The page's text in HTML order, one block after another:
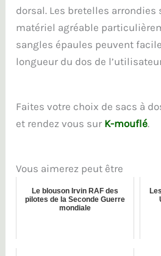
dorsal. Les bretelles arrondies
matériel agréable
sangles épaules peuvent
longueur du dos de
Faites votre choix de sacs à
et rendez vous sur K-mouflé.
Vous aimerez peut être
Le blouson Irvin RAF des
pilotes de la Seconde Guerre
mondiale